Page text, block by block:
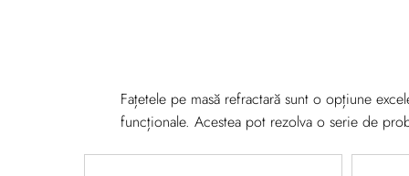
Fațetele pe masă refractară sunt o opțiune
funcționale. Acestea pot rezolva o serie de